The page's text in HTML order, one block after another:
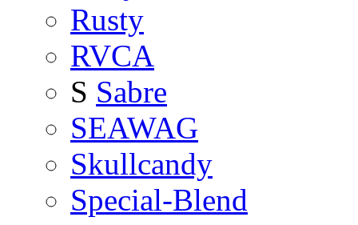
Rusty
RVCA
S Sabre
SEAWAG
Skullcandy
Special-Blend